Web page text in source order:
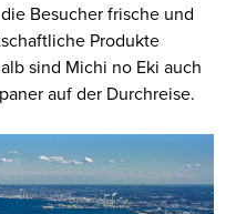
Besucher frische und
Produkte
sind Michi no Eki auch
auf der Durchreise.